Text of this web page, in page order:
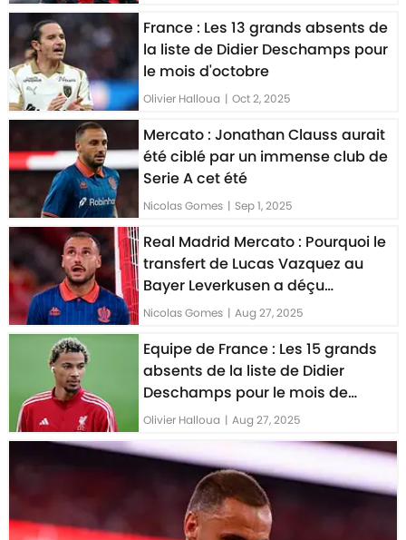
France : Les 13 grands absents de
la liste de Didier Deschamps pour
le mois d'octobre
Olivier Halloua | Oct 2, 2025
Mercato : Jonathan Clauss aurait
été ciblé par un immense club de
Serie A cet été
Nicolas Gomes | Sep 1, 2025
Real Madrid Mercato : Pourquoi le
transfert de Lucas Vazquez au
Bayer Leverkusen a déçu
Jonathan Clauss
Nicolas Gomes | Aug 27, 2025
Equipe de France : Les 15 grands
absents de la liste de Didier
Deschamps pour le mois de
septembre
Olivier Halloua | Aug 27, 2025